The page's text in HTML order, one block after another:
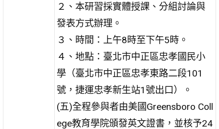
２、本研習採實體授課、分組討論與
發表方式辦理。
３、時間：上午8時至下午5時。
４、地點：臺北市中正區忠孝國民小
學（臺北市中正區忠孝東路二段101
號，捷運忠孝新生站1號出口）。
(五)全程參與者由美國Greensboro Coll
ege教育學院頒發英文證書，並核予24